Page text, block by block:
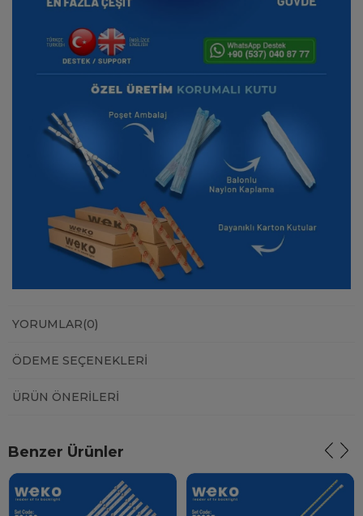
YORUMLAR(0)
ÖDEME SEÇENEKLERI
ÜRÜN ÖNERILERI
Benzer Ürünler